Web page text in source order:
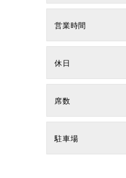
営業時間
休日
席数
駐車場